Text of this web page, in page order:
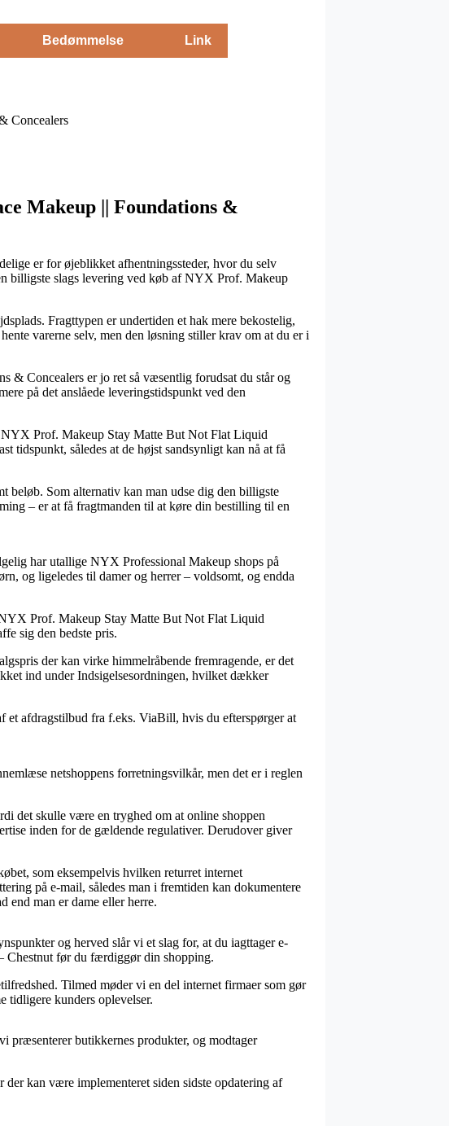
Bedømmelse Link
Concealers
Makeup || Foundations &
er for øjeblikket afhentningssteder, hvor du selv
billigste slags levering ved køb af NYX Prof. Makeup
Fragttypen er undertiden et hak mere bekostelig,
varerne selv, men den løsning stiller krav om at du er i
& Concealers er jo ret så væsentlig forudsat du står og
på det anslåede leveringstidspunkt ved den
NYX Prof. Makeup Stay Matte But Not Flat Liquid
tidspunkt, således at de højst sandsynligt kan nå at få
beløb. Som alternativ kan man udse dig den billigste
– er at få fragtmanden til at køre din bestilling til en
har utallige NYX Professional Makeup shops på
og ligeledes til damer og herrer – voldsomt, og endda
Prof. Makeup Stay Matte But Not Flat Liquid
sig den bedste pris.
der kan virke himmelråbende fremragende, er det
ind under Indsigelsesordningen, hvilket dækker
et afdragstilbud fra f.eks. ViaBill, hvis du efterspørger at
netshoppens forretningsvilkår, men det er i reglen
det skulle være en tryghed om at online shoppen
inden for de gældende regulativer. Derudover giver
som eksempelvis hvilken returret internet
på e-mail, således man i fremtiden kan dokumentere
man er dame eller herre.
og herved slår vi et slag for, at du iagttager e-
før du færdiggør din shopping.
Tilmed møder vi en del internet firmaer som gør
tidligere kunders oplevelser.
præsenterer butikkernes produkter, og modtager
kan være implementeret siden sidste opdatering af